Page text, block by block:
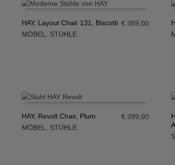
IN DEN WARENKORB
HAY, Layout Chair 131, Biscotti
MÖBEL, STÜHLE
€ 389,00
IN DEN WARENKORB
HAY, Revolt Chair, Plum
MÖBEL
STÜHLE
€ 399,00